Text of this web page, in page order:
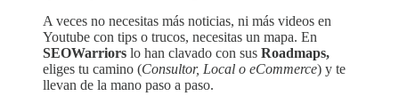
A veces no necesitas más noticias, ni más videos en
Youtube con tips o trucos, necesitas un mapa. En
SEOWarriors lo han clavado con sus Roadmaps,
eliges tu camino (Consultor, Local o eCommerce) y te
llevan de la mano paso a paso.